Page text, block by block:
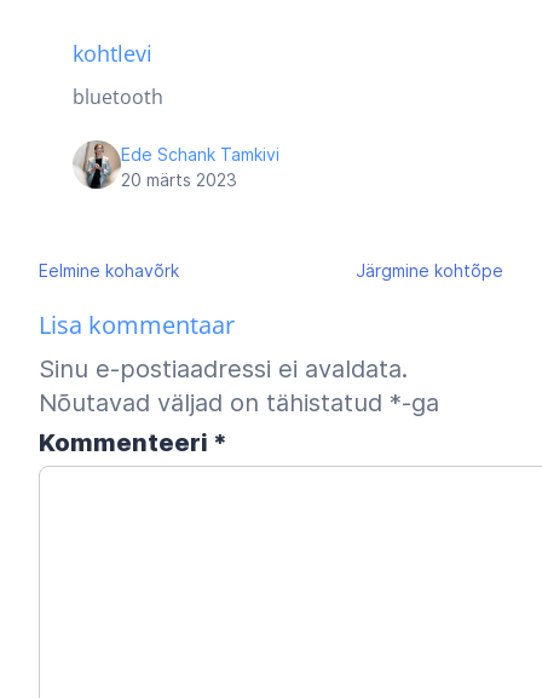
kohtlevi
bluetooth
Ede Schank Tamkivi
20 märts 2023
Navigeerimine
Eelmine kohavõrk Järgmine kohtõpe
Lisa kommentaar
Sinu e-postiaadressi ei avaldata.
Nõutavad väljad on tähistatud *-ga
Kommenteeri *